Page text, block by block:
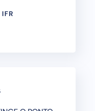
IFR